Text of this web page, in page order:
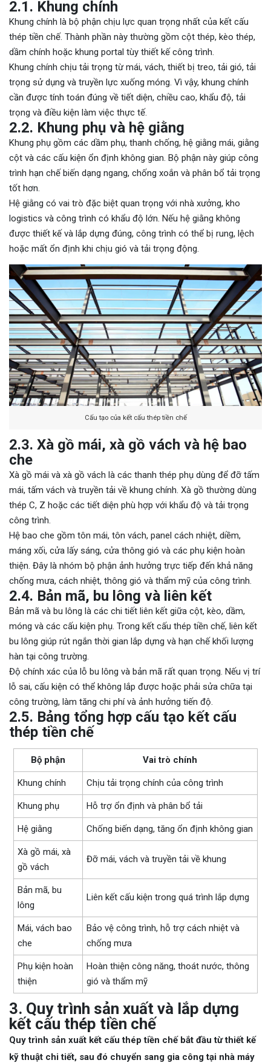
2.1. Khung chính
Khung chính là bộ phận chịu lực quan trọng nhất của kết cấu
thép tiền chế. Thành phần này thường gồm cột thép, kèo thép,
dầm chính hoặc khung portal tùy thiết kế công trình.
Khung chính chịu tải trọng từ mái, vách, thiết bị treo, tải gió, tải
trọng sử dụng và truyền lực xuống móng. Vì vậy, khung chính
cần được tính toán đúng về tiết diện, chiều cao, khẩu độ, tải
trọng và điều kiện làm việc thực tế.
2.2. Khung phụ và hệ giằng
Khung phụ gồm các dầm phụ, thanh chống, hệ giằng mái, giằng
cột và các cấu kiện ổn định không gian. Bộ phận này giúp công
trình hạn chế biến dạng ngang, chống xoắn và phân bổ tải trọng
tốt hơn.
Hệ giằng có vai trò đặc biệt quan trọng với nhà xưởng, kho
logistics và công trình có khẩu độ lớn. Nếu hệ giằng không
được thiết kế và lắp dựng đúng, công trình có thể bị rung, lệch
hoặc mất ổn định khi chịu gió và tải trọng động.
Cấu tạo của kết cấu thép tiền chế
2.3. Xà gồ mái, xà gồ vách và hệ bao
che
Xà gồ mái và xà gồ vách là các thanh thép phụ dùng để đỡ tấm
mái, tấm vách và truyền tải về khung chính. Xà gồ thường dùng
thép C, Z hoặc các tiết diện phù hợp với khẩu độ và tải trọng
công trình.
Hệ bao che gồm tôn mái, tôn vách, panel cách nhiệt, diềm,
máng xối, cửa lấy sáng, cửa thông gió và các phụ kiện hoàn
thiện. Đây là nhóm bộ phận ảnh hưởng trực tiếp đến khả năng
chống mưa, cách nhiệt, thông gió và thẩm mỹ của công trình.
2.4. Bản mã, bu lông và liên kết
Bản mã và bu lông là các chi tiết liên kết giữa cột, kèo, dầm,
móng và các cấu kiện phụ. Trong kết cấu thép tiền chế, liên kết
bu lông giúp rút ngắn thời gian lắp dựng và hạn chế khối lượng
hàn tại công trường.
Độ chính xác của lỗ bu lông và bản mã rất quan trọng. Nếu vị trí
lỗ sai, cấu kiện có thể không lắp được hoặc phải sửa chữa tại
công trường, làm tăng chi phí và ảnh hưởng tiến độ.
2.5. Bảng tổng hợp cấu tạo kết cấu
thép tiền chế
Bộ phận Vai trò chính
Khung chính Chịu tải trọng chính của công trình
Khung phụ Hỗ trợ ổn định và phân bổ tải
Hệ giằng Chống biến dạng, tăng ổn định không gian
Xà gồ mái, xà
gồ vách
Đỡ mái, vách và truyền tải về khung
Bản mã, bu
lông
Liên kết cấu kiện trong quá trình lắp dựng
Mái, vách bao
che
Bảo vệ công trình, hỗ trợ cách nhiệt và
chống mưa
Phụ kiện hoàn
thiện
Hoàn thiện công năng, thoát nước, thông
gió và thẩm mỹ
3. Quy trình sản xuất và lắp dựng
kết cấu thép tiền chế
Quy trình sản xuất kết cấu thép tiền chế bắt đầu từ thiết kế
kỹ thuật chi tiết, sau đó chuyển sang gia công tại nhà máy